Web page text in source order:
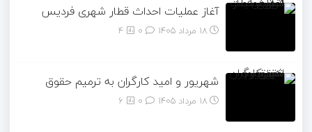
آغاز عملیات احداث قطار شهری فردیس
18 مرداد 1405 4
شهریور و امید کارگران به ترمیم حقوق
18 مرداد 1405 6